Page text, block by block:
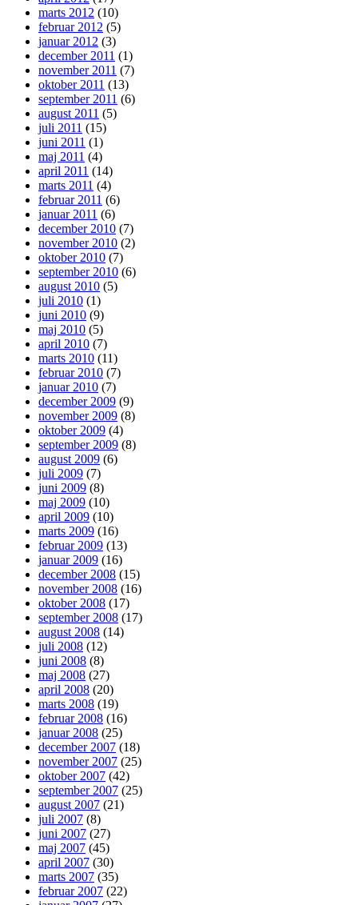
marts 2012 (10)
februar 2012 (5)
januar 2012 (3)
december 2011 (1)
november 2011 (7)
oktober 2011 (13)
september 2011 (6)
august 2011 (5)
juli 2011 (15)
juni 2011 (1)
maj 2011 (4)
april 2011 (14)
marts 2011 (4)
februar 2011 (6)
januar 2011 (6)
december 2010 (7)
november 2010 (2)
oktober 2010 (7)
september 2010 (6)
august 2010 (5)
juli 2010 (1)
juni 2010 (9)
maj 2010 (5)
april 2010 (7)
marts 2010 (11)
februar 2010 (7)
januar 2010 (7)
december 2009 (9)
november 2009 (8)
oktober 2009 (4)
september 2009 (8)
august 2009 (6)
juli 2009 (7)
juni 2009 (8)
maj 2009 (10)
april 2009 (10)
marts 2009 (16)
februar 2009 (13)
januar 2009 (16)
december 2008 (15)
november 2008 (16)
oktober 2008 (17)
september 2008 (17)
august 2008 (14)
juli 2008 (12)
juni 2008 (8)
maj 2008 (27)
april 2008 (20)
marts 2008 (19)
februar 2008 (16)
januar 2008 (25)
december 2007 (18)
november 2007 (25)
oktober 2007 (42)
september 2007 (25)
august 2007 (21)
juli 2007 (8)
juni 2007 (27)
maj 2007 (45)
april 2007 (30)
marts 2007 (35)
februar 2007 (22)